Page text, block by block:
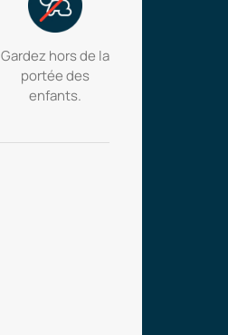
Gardez hors de la
portée des
enfants.